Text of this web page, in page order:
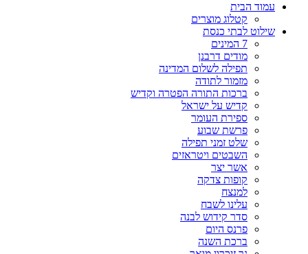
עמוד הבית
קטלוג מוצרים
שילוט לבתי כנסת
7 המינים
מודים דרבנן
תפילה לשלום המדינה
מזמור לתודה
ברכות התורה הפטרה וקדיש
קדיש על ישראל
ספירת העומר
פרשת שבוע
שלט זמני תפילה
השבטים ויטראזים
אשר יצר
קופות צדקה
למנצח
עלינו לשבח
סדר קידוש לבנה
פרנס היום
ברכת השנה